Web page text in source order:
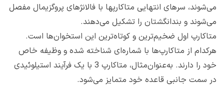
می‌شوند، سرهای انتهایی متاکارپها با فالانژهای پروگزیمال مفصل
می‌شوند و بندانگشتان را تشکیل می‌دهند.
متاکارپ اول ضخیم‌ترین و کوتاه‌ترین این استخوان‌ها است.
هرکدام از متاکارپ‌ها با شماره‌ای شناخته شده و وظیفه خاص
خود را دارند. به‌عنوان‌مثال، متاکارپ 3 با یک فرآیند استیلوئیدی
در سمت جانبی قاعده خود متمایز می‌شود.